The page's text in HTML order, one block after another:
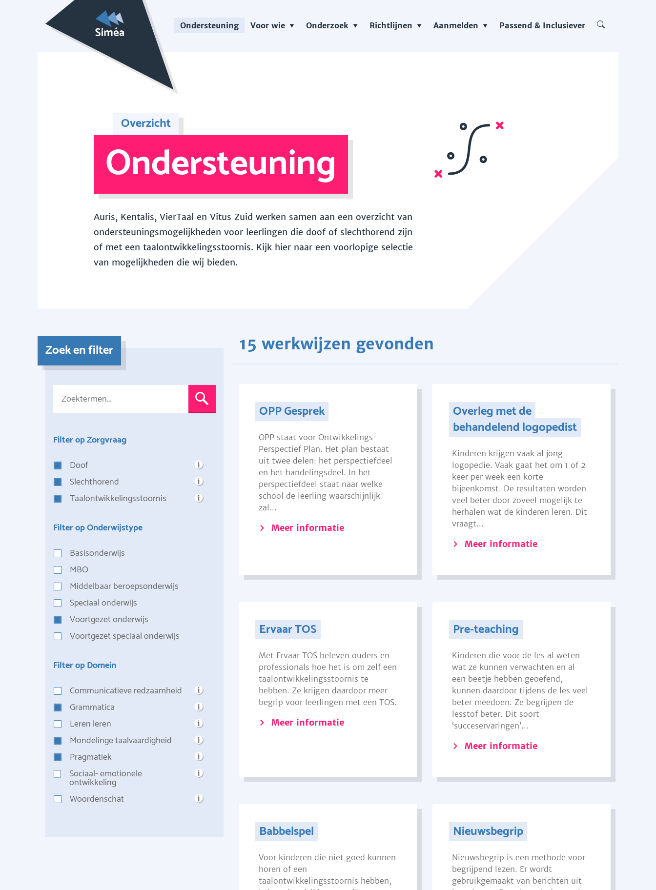
Ondersteuning Voor wie Onderzoek Richtlijnen Aanmelden Passend & Inclusiever
Overzicht
Ondersteuning
Auris, Kentalis, VierTaal en Vitus Zuid werken samen aan een overzicht van
ondersteuningsmogelijkheden voor leerlingen die doof of slechthorend zijn
of met een taalontwikkelingsstoornis. Kijk hier naar een voorlopige selectie
van mogelijkheden die wij bieden.
Zoek en filter
Filter op Zorgvraag
Doof
Slechthorend
Taalontwikkelingsstoornis
Filter op Onderwijstype
Basisonderwijs
MBO
Middelbaar beroepsonderwijs
Speciaal onderwijs
Voortgezet onderwijs
Voortgezet speciaal onderwijs
Filter op Domein
Communicatieve redzaamheid
Grammatica
Leren leren
Mondelinge taalvaardigheid
Pragmatiek
Sociaal- emotionele
ontwikkeling
Woordenschat
15 werkwijzen gevonden
OPP Gesprek
OPP staat voor Ontwikkelings
Perspectief Plan. Het plan bestaat
uit twee delen: het perspectiefdeel
en het handelingsdeel. In het
perspectiefdeel staat naar welke
school de leerling waarschijnlijk
zal...
Meer informatie
Overleg met de
behandelend logopedist
Kinderen krijgen vaak al jong
logopedie. Vaak gaat het om 1 of 2
keer per week een korte
bijeenkomst. De resultaten worden
veel beter door zoveel mogelijk te
herhalen wat de kinderen leren. Dit
vraagt...
Meer informatie
Ervaar TOS
Met Ervaar TOS beleven ouders en
professionals hoe het is om zelf een
taalontwikkelingsstoornis te
hebben. Ze krijgen daardoor meer
begrip voor leerlingen met een TOS.
Meer informatie
Pre-teaching
Kinderen die voor de les al weten
wat ze kunnen verwachten en al
een beetje hebben geoefend,
kunnen daardoor tijdens de les veel
beter meedoen. Ze begrijpen de
lesstof beter. Dit soort
‘succeservaringen’...
Meer informatie
Babbelspel
Voor kinderen die niet goed kunnen
horen of een
taalontwikkelingsstoornis hebben,
Nieuwsbegrip
Nieuwsbegrip is een methode voor
begrijpend lezen. Er wordt
gebruikgemaakt van berichten uit